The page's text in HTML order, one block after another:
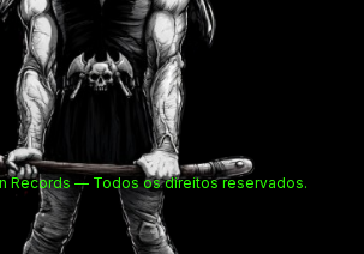
Records — Todos os direitos reservados.